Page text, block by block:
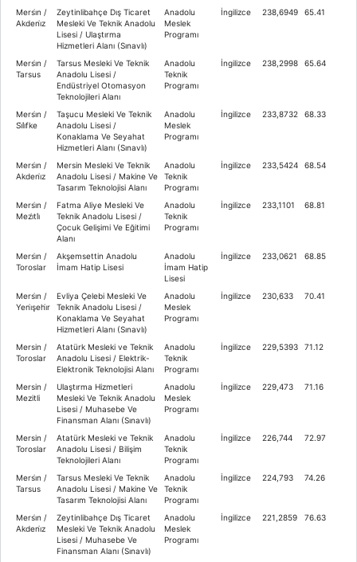
Mersi̇n /
Akdeni̇z
Zeytinlibahçe Dış Ticaret
Mesleki Ve Teknik Anadolu
Lisesi / Ulaştırma
Hizmetleri Alanı (Sınavlı)
Anadolu
Meslek
Programı
İngilizce 238,6949 65.41
Mersi̇n /
Tarsus
Tarsus Mesleki Ve Teknik
Anadolu Lisesi /
Endüstriyel Otomasyon
Teknolojileri Alanı
Anadolu
Teknik
Programı
İngilizce 238,2998 65.64
Mersi̇n /
Si̇li̇fke
Taşucu Mesleki Ve Teknik
Anadolu Lisesi /
Konaklama Ve Seyahat
Hizmetleri Alanı (Sınavlı)
Anadolu
Meslek
Programı
İngilizce 233,8732 68.33
Mersi̇n /
Akdeni̇z
Mersin Mesleki Ve Teknik
Anadolu Lisesi / Makine Ve
Tasarım Teknolojisi Alanı
Anadolu
Teknik
Programı
İngilizce 233,5424 68.54
Mersi̇n /
Mezi̇tli̇
Fatma Aliye Mesleki Ve
Teknik Anadolu Lisesi /
Çocuk Gelişimi Ve Eğitimi
Alanı
Anadolu
Teknik
Programı
İngilizce 233,1101 68.81
Mersi̇n /
Toroslar
Akşemsettin Anadolu
İmam Hatip Lisesi
Anadolu
İmam Hatip
Lisesi
İngilizce 233,0621 68.85
Mersi̇n /
Yeni̇şehi̇r
Evliya Çelebi Mesleki Ve
Teknik Anadolu Lisesi /
Konaklama Ve Seyahat
Hizmetleri Alanı (Sınavlı)
Anadolu
Meslek
Programı
İngilizce 230,633 70.41
Mersin /
Toroslar
Atatürk Mesleki ve Teknik
Anadolu Lisesi / Elektrik-
Elektronik Teknolojisi Alanı
Anadolu
Teknik
Programı
İngilizce 229,5393 71.12
Mersin /
Mezitli
Ulaştırma Hizmetleri
Mesleki Ve Teknik Anadolu
Lisesi / Muhasebe Ve
Finansman Alanı (Sınavlı)
Anadolu
Meslek
Programı
İngilizce 229,473 71.16
Mersin /
Toroslar
Atatürk Mesleki ve Teknik
Anadolu Lisesi / Bilişim
Teknolojileri Alanı
Anadolu
Teknik
Programı
İngilizce 226,744 72.97
Mersi̇n /
Tarsus
Tarsus Mesleki Ve Teknik
Anadolu Lisesi / Makine Ve
Tasarım Teknolojisi Alanı
Anadolu
Teknik
Programı
İngilizce 224,793 74.26
Mersi̇n /
Akdeni̇z
Zeytinlibahçe Dış Ticaret
Mesleki Ve Teknik Anadolu
Lisesi / Muhasebe Ve
Finansman Alanı (Sınavlı)
Anadolu
Meslek
Programı
İngilizce 221,2859 76.63